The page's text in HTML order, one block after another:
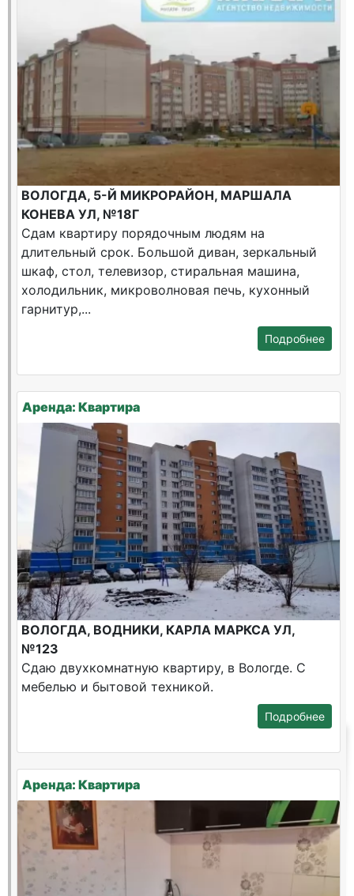
ВОЛОГДА, 5-Й МИКРОРАЙОН, МАРШАЛА
КОНЕВА УЛ, №18Г
Сдам квартиру порядочным людям на
длительный срок. Большой диван, зеркальный
шкаф, стол, телевизор, стиральная машина,
холодильник, микроволновая печь, кухонный
гарнитур,...
Подробнее
Аренда: Квартира
ВОЛОГДА, ВОДНИКИ, КАРЛА МАРКСА УЛ,
№123
Сдаю двухкомнатную квартиру, в Вологде. С
мебелью и бытовой техникой.
Подробнее
Аренда: Квартира